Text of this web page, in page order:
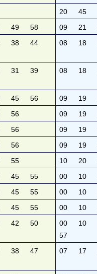
20
45
49 58 09 21
38
44
08 18
31
39
08 18
45 56 09 19
56 09 19
56 09 19
56 09 19
55 10 20
45 55 00 10
45 55 00 10
45 55 00 10
42
50
00 10
57
38
47
07 17